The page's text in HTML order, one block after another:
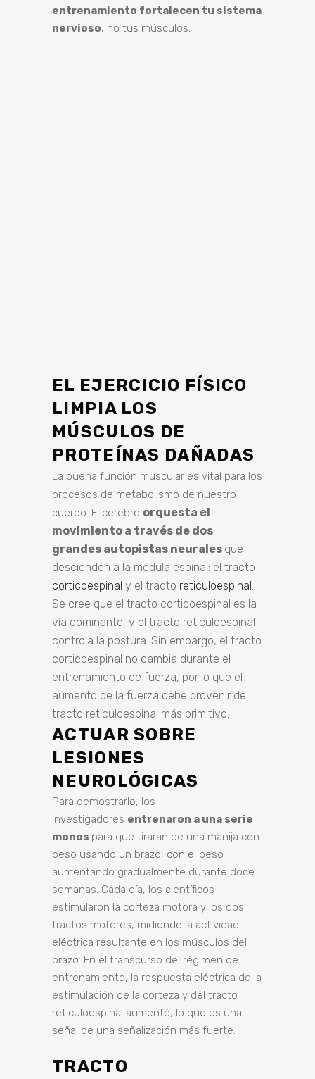
entrenamiento fortalecen tu sistema
nervioso, no tus músculos.
EL EJERCICIO FÍSICO
LIMPIA LOS
MÚSCULOS DE
PROTEÍNAS DAÑADAS
La buena función muscular es vital para los
procesos de metabolismo de nuestro
cuerpo. El cerebro orquesta el
movimiento a través de dos
grandes autopistas neurales que
descienden a la médula espinal: el tracto
corticoespinal y el tracto reticuloespinal.
Se cree que el tracto corticoespinal es la
vía dominante, y el tracto reticuloespinal
controla la postura. Sin embargo, el tracto
corticoespinal no cambia durante el
entrenamiento de fuerza, por lo que el
aumento de la fuerza debe provenir del
tracto reticuloespinal más primitivo.
ACTUAR SOBRE
LESIONES
NEUROLÓGICAS
Para demostrarlo, los
investigadores entrenaron a una serie
monos para que tiraran de una manija con
peso usando un brazo, con el peso
aumentando gradualmente durante doce
semanas. Cada día, los científicos
estimularon la corteza motora y los dos
tractos motores, midiendo la actividad
eléctrica resultante en los músculos del
brazo. En el transcurso del régimen de
entrenamiento, la respuesta eléctrica de la
estimulación de la corteza y del tracto
reticuloespinal aumentó, lo que es una
señal de una señalización más fuerte.
TRACTO